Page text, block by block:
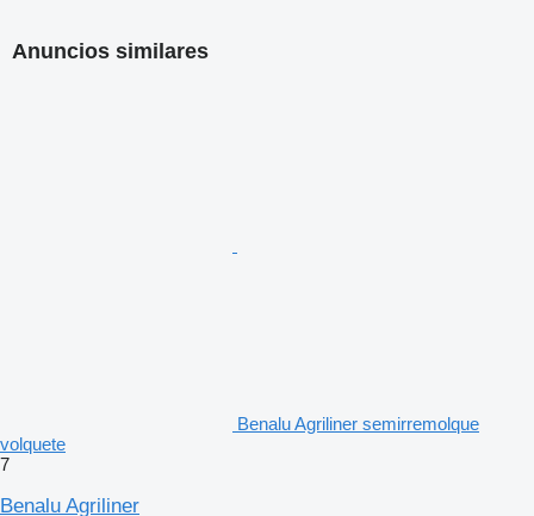
Anuncios similares
Benalu Agriliner semirremolque
volquete
7
Benalu Agriliner